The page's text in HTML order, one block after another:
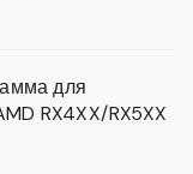
для
RX4XX/RX5XX